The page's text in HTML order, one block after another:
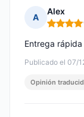
A
Alex
Nota: 4
Publicado el 07/
Entrega
Opinión